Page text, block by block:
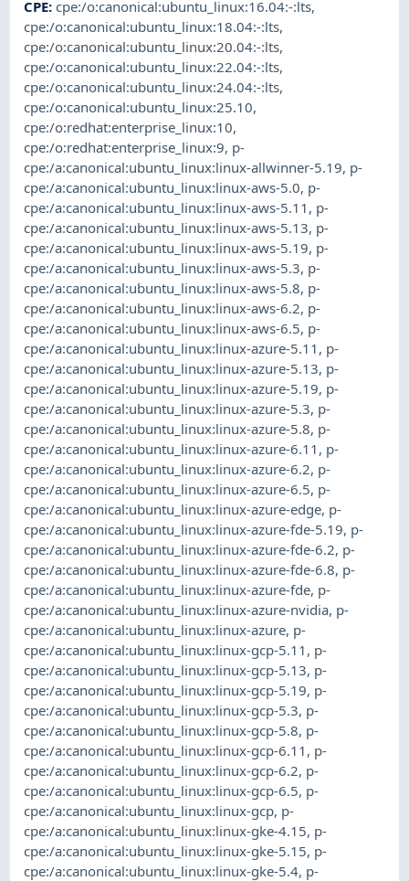
CPE:cpe:/o:canonical:ubuntu_linux:16.04:-:lts,
cpe:/o:canonical:ubuntu_linux:18.04:-:lts,
cpe:/o:canonical:ubuntu_linux:20.04:-:lts,
cpe:/o:canonical:ubuntu_linux:22.04:-:lts,
cpe:/o:canonical:ubuntu_linux:24.04:-:lts,
cpe:/o:canonical:ubuntu_linux:25.10,
cpe:/o:redhat:enterprise_linux:10,
cpe:/o:redhat:enterprise_linux:9, p-
cpe:/a:canonical:ubuntu_linux:linux-allwinner-5.19, p-
cpe:/a:canonical:ubuntu_linux:linux-aws-5.0, p-
cpe:/a:canonical:ubuntu_linux:linux-aws-5.11 , p-
cpe:/a:canonical:ubuntu_linux:linux-aws-5.13, p-
cpe:/a:canonical:ubuntu_linux:linux-aws-5.19, p-
cpe:/a:canonical:ubuntu_linux:linux-aws-5.3, p-
cpe:/a:canonical:ubuntu_linux:linux-aws-5.8, p-
cpe:/a:canonical:ubuntu_linux:linux-aws-6.2, p-
cpe:/a:canonical:ubuntu_linux:linux-aws-6.5, p-
cpe:/a:canonical:ubuntu_linux:linux-azure-5.11 , p-
cpe:/a:canonical:ubuntu_linux:linux-azure-5.13, p-
cpe:/a:canonical:ubuntu_linux:linux-azure-5.19, p-
cpe:/a:canonical:ubuntu_linux:linux-azure-5.3, p-
cpe:/a:canonical:ubuntu_linux:linux-azure-5.8, p-
cpe:/a:canonical:ubuntu_linux:linux-azure-6.11 , p-
cpe:/a:canonical:ubuntu_linux:linux-azure-6.2, p-
cpe:/a:canonical:ubuntu_linux:linux-azure-6.5, p-
cpe:/a:canonical:ubuntu_linux:linux-azure-edge, p-
cpe:/a:canonical:ubuntu_linux:linux-azure-fde-5.19, p-
cpe:/a:canonical:ubuntu_linux:linux-azure-fde-6.2, p-
cpe:/a:canonical:ubuntu_linux:linux-azure-fde-6.8, p-
cpe:/a:canonical:ubuntu_linux:linux-azure-fde, p-
cpe:/a:canonical:ubuntu_linux:linux-azure-nvidia, p-
cpe:/a:canonical:ubuntu_linux:linux-azure, p-
cpe:/a:canonical:ubuntu_linux:linux-gcp-5.11 , p-
cpe:/a:canonical:ubuntu_linux:linux-gcp-5.13, p-
cpe:/a:canonical:ubuntu_linux:linux-gcp-5.19, p-
cpe:/a:canonical:ubuntu_linux:linux-gcp-5.3, p-
cpe:/a:canonical:ubuntu_linux:linux-gcp-5.8, p-
cpe:/a:canonical:ubuntu_linux:linux-gcp-6.11 , p-
cpe:/a:canonical:ubuntu_linux:linux-gcp-6.2, p-
cpe:/a:canonical:ubuntu_linux:linux-gcp-6.5, p-
cpe:/a:canonical:ubuntu_linux:linux-gcp, p-
cpe:/a:canonical:ubuntu_linux:linux-gke-4.15, p-
cpe:/a:canonical:ubuntu_linux:linux-gke-5.15, p-
cpe:/a:canonical:ubuntu_linux:linux-gke-5.4, p-